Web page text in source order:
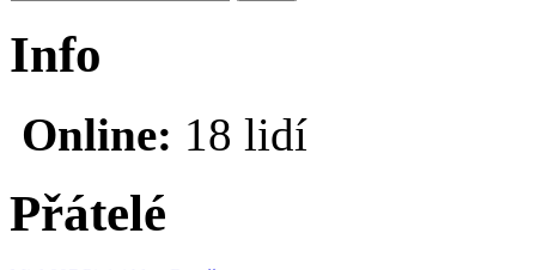
Info
Online: 18 lidí
Přátelé